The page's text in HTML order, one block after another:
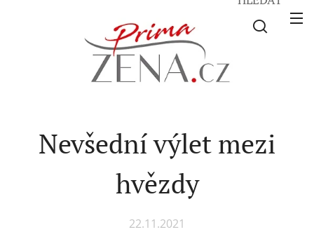
Nevšední výlet mezi
hvězdy
22.11.2021